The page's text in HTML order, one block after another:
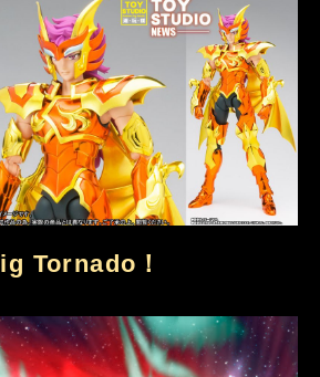
Tornado！